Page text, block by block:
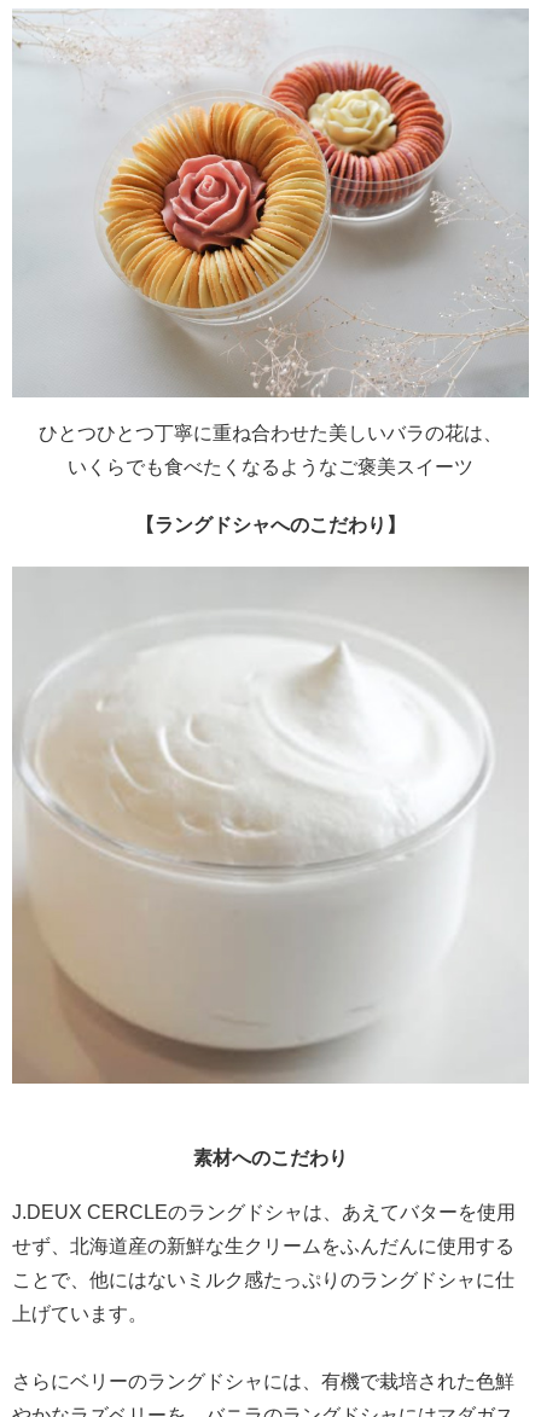
ひとつひとつ丁寧に重ね合わせた美しいバラの花は、
いくらでも食べたくなるようなご褒美スイーツ
【ラングドシャへのこだわり】
素材へのこだわり
J.DEUX CERCLEのラングドシャは、あえてバターを使用
せず、北海道産の新鮮な生クリームをふんだんに使用する
ことで、他にはないミルク感たっぷりのラングドシャに仕
上げています。
さらにベリーのラングドシャには、有機で栽培された色鮮